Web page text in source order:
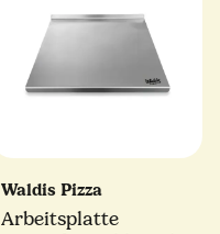
Waldis Pizza
Arbeitsplatte